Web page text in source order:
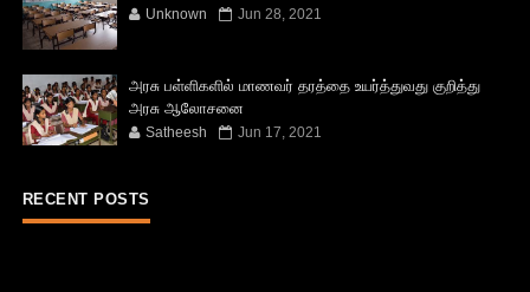
Unknown Jun 28, 2021
அரசு பள்ளிகளில் மாணவர் தரத்தை உயர்த்துவது குறித்து
அரசு ஆலோசனை
Satheesh Jun 17, 2021
RECENT POSTS